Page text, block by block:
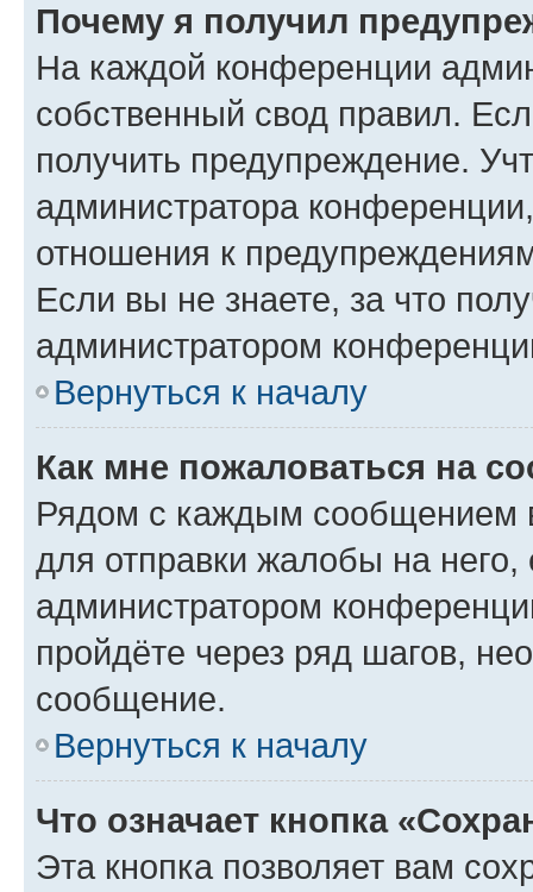
Почему я получил
На каждой конференции
собственный свод правил.
получить предупреждение.
администратора
отношения к
Если вы не знаете, за что
администратором
Вернуться к началу
Как мне пожаловаться на
Рядом с каждым сообщением
для отправки жалобы на
администратором
пройдёте через ряд шагов,
сообщение.
Вернуться к началу
Что означает кнопка
Эта кнопка позволяет вам